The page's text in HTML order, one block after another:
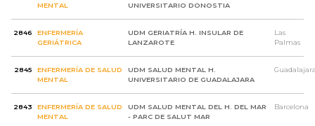
MENTAL
UNIVERSITARIO DONOSTIA
2846
ENFERMERÍA
GERIÁTRICA
UDM GERIATRÍA H. INSULAR DE
LANZAROTE
Las
Palmas
2845
ENFERMERÍA DE SALUD
MENTAL
UDM SALUD MENTAL H.
UNIVERSITARIO DE GUADALAJARA
2843
ENFERMERÍA DE SALUD
MENTAL
UDM SALUD MENTAL DEL H. DEL MAR
- PARC DE SALUT MAR
Barcelona